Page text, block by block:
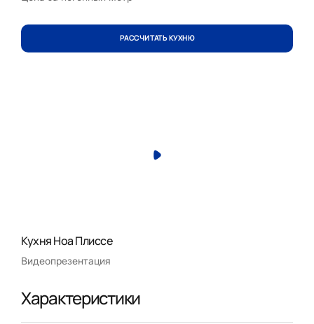
РАССЧИТАТЬ КУХНЮ
Кухня Ноа Плиссе
Видеопрезентация
Характеристики